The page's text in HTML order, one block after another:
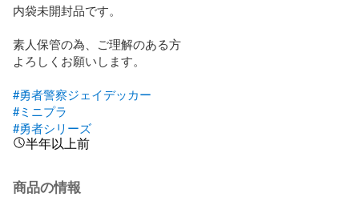
内袋未開封品です。
素人保管の為、ご理解のある方
よろしくお願いします。
#勇者警察ジェイデッカー
#ミニプラ
#勇者シリーズ
半年以上前
商品の情報